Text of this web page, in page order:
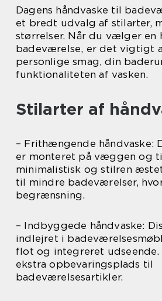
Dagens håndvaske til
et bredt udvalg af stilarter,
størrelser. Når du vælger en
badeværelse, er det vigtigt
personlige smag, din
funktionaliteten af vasken.
Stilarter af
– Frithængende håndvaske:
er monteret på væggen og
minimalistisk og stilren
til mindre badeværelser,
begrænsning.
– Indbyggede håndvaske:
indlejret i
flot og integreret udseende.
ekstra opbevaringsplads til
badeværelsesartikler.